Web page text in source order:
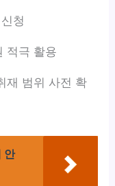
청
적극 활용
재 범위 사전 확
안